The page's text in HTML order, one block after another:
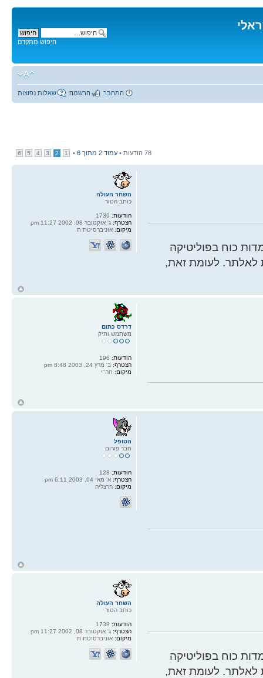
חיפוש מתקדם
שאלות נפוצות הרשמה התחבר
78 הודעות • עמוד 2 מתוך 6
•
1
2
3
4
5
6
כוח בפוליטיקה
לאלתר. לעומת זאת,
השחר העולה
כותב הטור
הודעות:
הצטרף: ג' אוקטובר 08, 2002 11:27 pm
מיקום: אוניברסיטת ת
דרדס כתום
משתמש ותיק
הודעות:196
הצטרף:ב' מרץ 24, 2003 8:48 pm
מיקום:חה"י
הטופל
חבר פורום
הודעות:
הצטרף: א' מאי 04, 2003 6:11 pm
מיקום: הרצליה
כוח בפוליטיקה
לאלתר. לעומת זאת,
השחר העולה
כותב הטור
הודעות:1739
הצטרף:ג' אוקטובר 08, 2002 11:27 pm
מיקום:אוניברסיטת ת